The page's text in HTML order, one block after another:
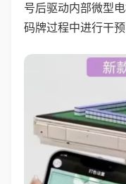
号后驱动内部微型
码牌过程中进行干预